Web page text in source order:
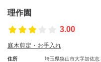
理作園
3.00
庭木剪定・お手入れ
住所 埼玉県狭山市大字加佐志